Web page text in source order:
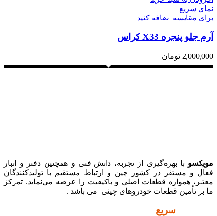
نمای سریع
برای مقایسه اضافه کنید
آرم جلو پنجره X33 کراس
2,000,000 تومان
موتِکسو با بهره‌گیری از تجربه، دانش فنی و همچنین دفتر و انبار
فعال و مستقر در کشور چین و ارتباط مستقیم با تولیدکنندگان
معتبر، همواره قطعات اصلی و باکیفیت را عرضه می‌نماید. تمرکز
ما بر تأمین قطعات خودروهای چینی می باشد .
سریع